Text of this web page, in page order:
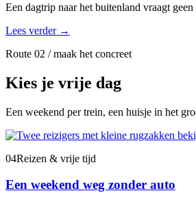
Een dagtrip naar het buitenland vraagt
Lees verder →
Route 02 / maak het concreet
Kies je vrije dag
Een weekend per trein, een huisje in het
04Reizen & vrije tijd
Een weekend weg zonder auto